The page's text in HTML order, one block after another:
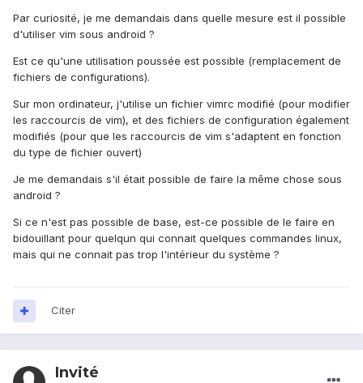
Par curiosité, je me demandais dans quelle mesure est il possible
d'utiliser vim sous android ?
Est ce qu'une utilisation poussée est possible (remplacement de
fichiers de configurations).
Sur mon ordinateur, j'utilise un fichier vimrc modifié (pour modifier
les raccourcis de vim), et des fichiers de configuration également
modifiés (pour que les raccourcis de vim s'adaptent en fonction
du type de fichier ouvert)
Je me demandais s'il était possible de faire la même chose sous
android ?
Si ce n'est pas possible de base, est-ce possible de le faire en
bidouillant pour quelqun qui connait quelques commandes linux,
mais qui ne connait pas trop l'intérieur du système ?
Citer
Invité